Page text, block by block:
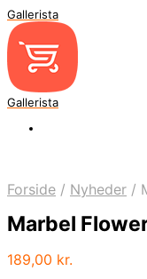
Gallerista
Gallerista
Forside / Nyheder /
Marbel
189,00 kr.